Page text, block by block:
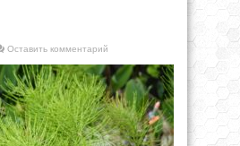
Оставить комментарий